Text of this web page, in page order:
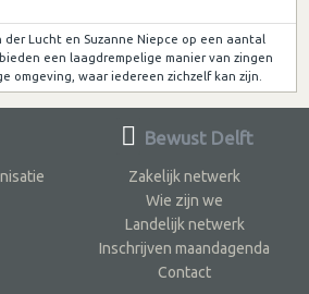
der Lucht en Suzanne Niepce op een aantal
een laagdrempelige manier van zingen
omgeving, waar iedereen zichzelf kan zijn.
Bewust Delft
Zakelijk netwerk
Wie zijn we
Landelijk netwerk
Inschrijven maandagenda
Contact